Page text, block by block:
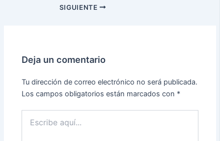
SIGUIENTE
Deja un comentario
Tu dirección de correo electrónico no será publicada.
Los campos obligatorios están marcados con *
aquí...